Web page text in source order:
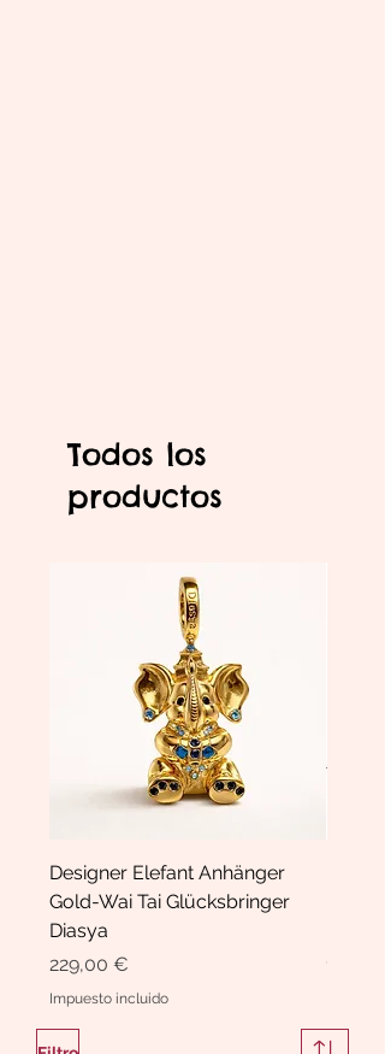
Todos los
productos
Designer Elefant Anhänger
Gold-Wai Tai Glücksbringer
Diasya
Precio
229,00 €
Impuesto incluido
Precio
189,00